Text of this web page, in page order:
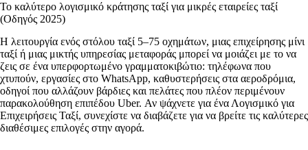
Το καλύτερο λογισμικό κράτησης ταξί για μικρές εταιρείες ταξί
(Οδηγός 2025)
Η λειτουργία ενός στόλου ταξί 5–75 οχημάτων, μιας επιχείρησης μίνι
ταξί ή μιας μικτής υπηρεσίας μεταφοράς μπορεί να μοιάζει με το να
ζεις σε ένα υπερφορτωμένο γραμματοκιβώτιο: τηλέφωνα που
χτυπούν, εργασίες στο WhatsApp, καθυστερήσεις στα αεροδρόμια,
οδηγοί που αλλάζουν βάρδιες και πελάτες που πλέον περιμένουν
παρακολούθηση επιπέδου Uber. Αν ψάχνετε για ένα Λογισμικό για
Επιχειρήσεις Ταξί, συνεχίστε να διαβάζετε για να βρείτε τις καλύτερες
διαθέσιμες επιλογές στην αγορά.